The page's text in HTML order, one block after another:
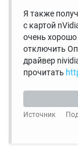
Я также
с картой
очень
отключить
драйвер
прочитать
Источник